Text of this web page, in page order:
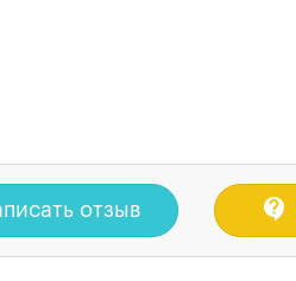
отзыв contact_support